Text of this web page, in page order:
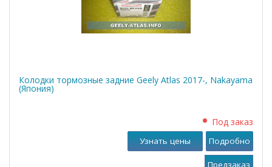
Колодки тормозные задние Geely Atlas 2017-, Nakayama
(Япония)
Под заказ
Узнать цены Подробно